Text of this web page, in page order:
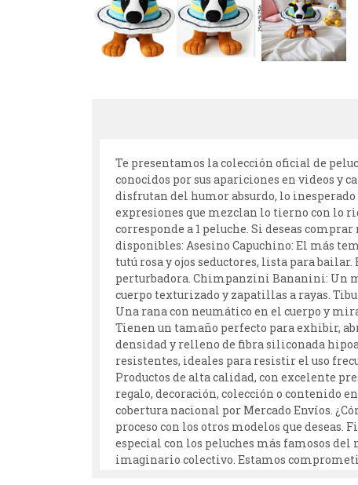
Te presentamos la colección oficial de
conocidos por sus apariciones en videos y
disfrutan del humor absurdo, lo
expresiones que mezclan lo tierno con lo
corresponde a 1 peluche. Si deseas
disponibles: Asesino Capuchino: El más
tutú rosa y ojos seductores, lista para
perturbadora. Chimpanzini Bananini: Un
cuerpo texturizado y zapatillas a rayas.
Una rana con neumático en el cuerpo y
Tienen un tamaño perfecto para exhibir,
densidad y relleno de fibra siliconada
resistentes, ideales para resistir el uso
Productos de alta calidad, con excelente
regalo, decoración, colección o contenido
cobertura nacional por Mercado Envíos.
proceso con los otros modelos que deseas.
especial con los peluches más famosos
imaginario colectivo. Estamos